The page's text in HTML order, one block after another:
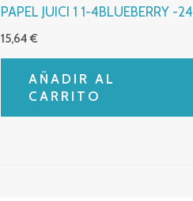
PAPEL JUICI 1 1-4BLUEBERRY -24
15,64€
AÑADIR AL
CARRITO